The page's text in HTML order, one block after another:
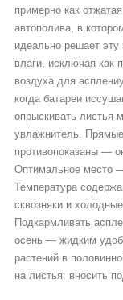
примерно как
автополива, в
идеально решает эту
влаги, исключая как
воздуха для
когда батареи
опрыскивать листья
увлажнитель.
противопоказаны —
Оптимальное место
Температура
сквозняки и
Подкармливать
осень — жидким
растений в
на листья: вносить